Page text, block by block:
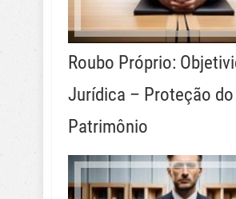
Roubo Próprio:
Jurídica – Proteção do
Patrimônio